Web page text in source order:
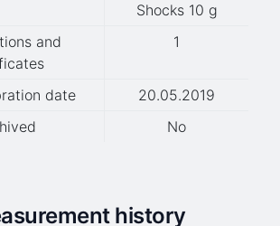
Shocks 10 g
and
1
date
20.05.2019
No
history